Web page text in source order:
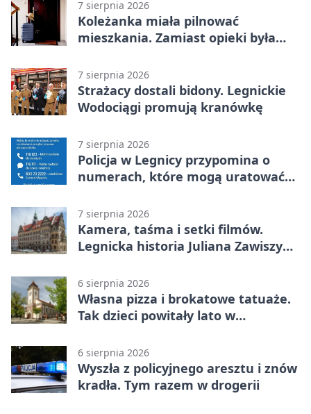
7 sierpnia 2026
Koleżanka miała pilnować
mieszkania. Zamiast opieki była
7 sierpnia 2026
Strażacy dostali bidony. Legnickie
Wodociągi promują kranówkę
7 sierpnia 2026
Policja w Legnicy przypomina o
numerach, które mogą uratować
7 sierpnia 2026
Kamera, taśma i setki filmów.
Legnicka historia Juliana Zawiszy
6 sierpnia 2026
Własna pizza i brokatowe tatuaże.
Tak dzieci powitały lato w
6 sierpnia 2026
Wyszła z policyjnego aresztu i znów
kradła. Tym razem w drogerii